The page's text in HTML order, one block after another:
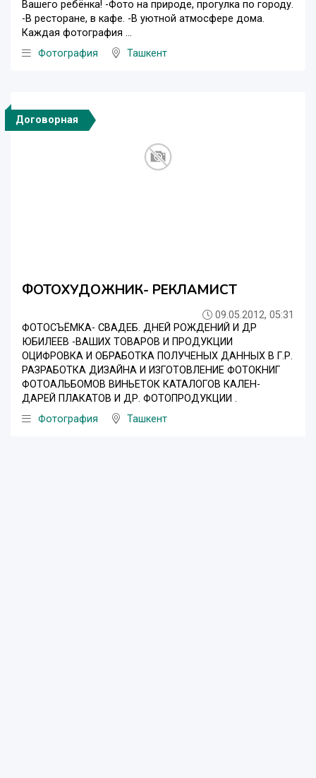
Вашего ребёнка! -Фото на природе, прогулка по городу.
-В ресторане, в кафе. -В уютной атмосфере дома.
Каждая фотография ...
Фотография
Ташкент
Договорная
ФОТОХУДОЖНИК- РЕКЛАМИСТ
09.05.2012, 05:31
ФОТОСЪЁМКА- СВАДЕБ. ДНЕЙ РОЖДЕНИЙ И ДР
ЮБИЛЕЕВ -ВАШИХ ТОВАРОВ И ПРОДУКЦИИ
ОЦИФРОВКА И ОБРАБОТКА ПОЛУЧЕНЫХ ДАННЫХ В Г.Р.
РАЗРАБОТКА ДИЗАЙНА И ИЗГОТОВЛЕНИЕ ФОТОКНИГ
ФОТОАЛЬБОМОВ ВИНЬЕТОК КАТАЛОГОВ КАЛЕН-
ДАРЕЙ ПЛАКАТОВ И ДР. ФОТОПРОДУКЦИИ .
Фотография
Ташкент